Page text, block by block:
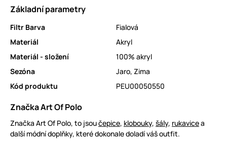
Základní parametry
Filtr Barva
Fialová
Materiál
Akryl
Materiál - složení
100% akryl
Sezóna
Jaro, Zima
Kód produktu
PEU00050550
Značka Art Of Polo
Značka Art Of Polo, to jsoučepice, klobouky, šály, rukavicea
další módní doplňky, které dokonale doladí váš outfit.